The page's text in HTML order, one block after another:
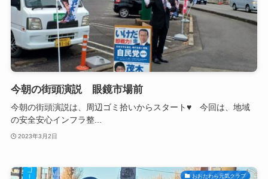
今朝の街頭演説 眼鏡市場前
今朝の街頭演説は、周辺ゴミ拾いからスタート♥ 今回は、地域
の安全安心インフラ整...
2023年3月2日
おおたわら元気クラブ